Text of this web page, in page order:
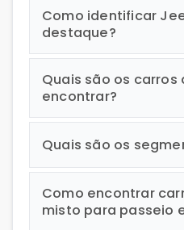
Como identificar
destaque?
Quais são os carros
encontrar?
Quais são os
Como encontrar
misto para passeio